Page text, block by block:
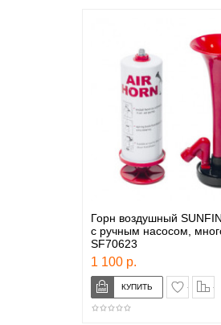
Горн воздушный
с ручным насосом,
SF70623
1 100 р.
в